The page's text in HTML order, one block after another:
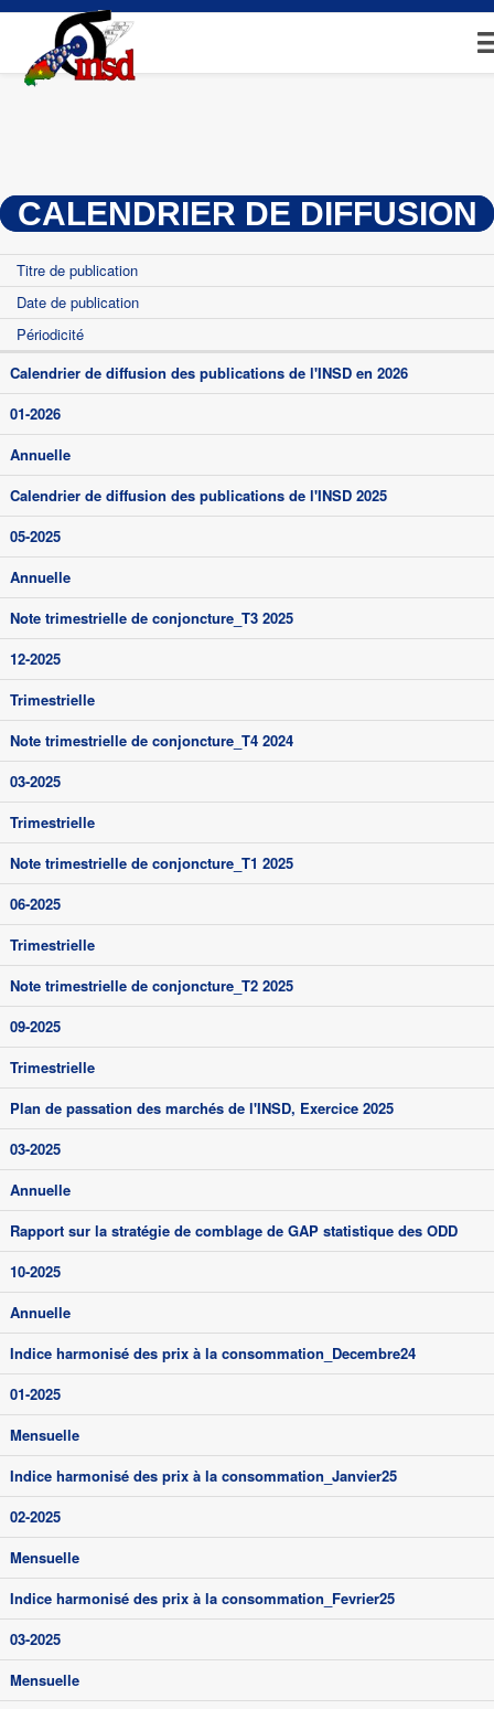
Aller
contenu
principal
CALENDRIER DE DIFFUSION
Titre de publication
Date de publication
Périodicité
Calendrier de diffusion des publications de l'INSD en 2026
01-2026
Annuelle
Calendrier de diffusion des publications de l'INSD 2025
05-2025
Annuelle
Note trimestrielle de conjoncture_T3 2025
12-2025
Trimestrielle
Note trimestrielle de conjoncture_T4 2024
03-2025
Trimestrielle
Note trimestrielle de conjoncture_T1 2025
06-2025
Trimestrielle
Note trimestrielle de conjoncture_T2 2025
09-2025
Trimestrielle
Plan de passation des marchés de l'INSD, Exercice 2025
03-2025
Annuelle
Rapport sur la stratégie de comblage de GAP statistique des ODD
10-2025
Annuelle
Indice harmonisé des prix à la consommation_Decembre24
01-2025
Mensuelle
Indice harmonisé des prix à la consommation_Janvier25
02-2025
Mensuelle
Indice harmonisé des prix à la consommation_Fevrier25
03-2025
Mensuelle